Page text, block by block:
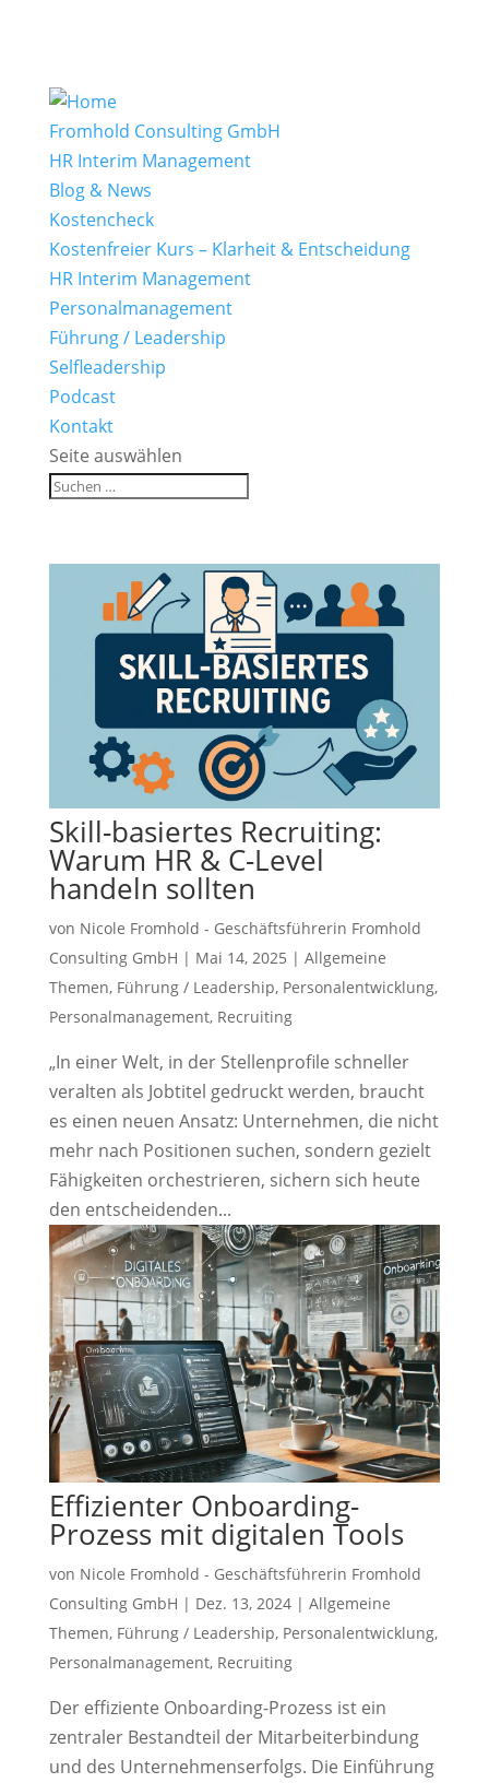
Fromhold Consulting GmbH
HR Interim Management
Blog & News
Kostencheck
Kostenfreier Kurs – Klarheit & Entscheidung
HR Interim Management
Personalmanagement
Führung / Leadership
Selfleadership
Podcast
Kontakt
Seite auswählen
Skill-basiertes Recruiting:
Warum HR & C-Level
handeln sollten
von Nicole Fromhold - Geschäftsführerin Fromhold
Consulting GmbH | Mai 14, 2025 | Allgemeine
Themen, Führung / Leadership, Personalentwicklung,
Personalmanagement, Recruiting
„In einer Welt, in der Stellenprofile schneller
veralten als Jobtitel gedruckt werden, braucht
es einen neuen Ansatz: Unternehmen, die nicht
mehr nach Positionen suchen, sondern gezielt
Fähigkeiten orchestrieren, sichern sich heute
den entscheidenden...
Effizienter Onboarding-
Prozess mit digitalen Tools
von Nicole Fromhold - Geschäftsführerin Fromhold
Consulting GmbH | Dez. 13, 2024| Allgemeine
Themen, Führung / Leadership, Personalentwicklung,
Personalmanagement, Recruiting
Der effiziente Onboarding-Prozess ist ein
zentraler Bestandteil der Mitarbeiterbindung
und des Unternehmenserfolgs. Die Einführung